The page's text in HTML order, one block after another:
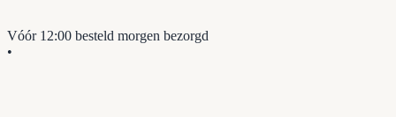
Vóór 12:00 besteld morgen bezorgd
•